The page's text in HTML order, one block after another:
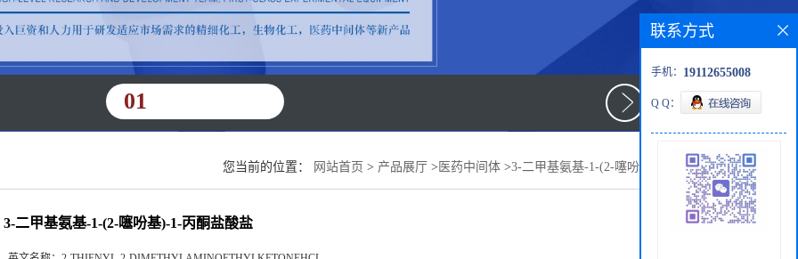
01
您当前的位置： 网站首页 > 产品展厅 > 医药中间体 >3-二甲基氨基-1-(2-噻吩基)-1-丙酮盐酸盐
3-二甲基氨基-1-(2-噻吩基)-1-丙酮盐酸盐
联系方式
手机： 19112655008
Q Q：